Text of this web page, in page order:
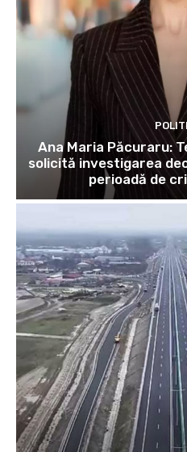
Ana Maria Păcuraru:
solicită investigarea
perioadă de